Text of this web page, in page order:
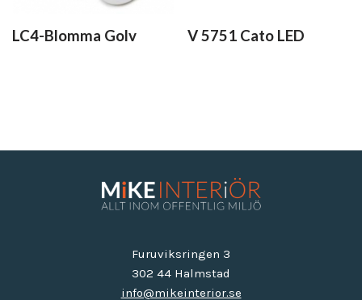
LC4-Blomma Golv V 5751 Cato LED
Furuviksringen 3
302 44 Halmstad
info@mikeinterior.se